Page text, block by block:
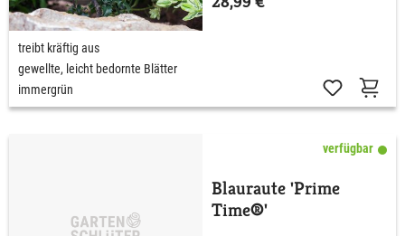
treibt kräftig aus
gewellte, leicht bedornte Blätter
immergrün
verfügbar
Blauraute 'Prime
Time®'